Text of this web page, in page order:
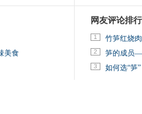
美食
网友评论排行
1 竹笋红烧肉
2 笋的成员
3 如何选“笋”